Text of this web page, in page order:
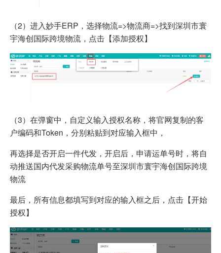
（2）进入妙手ERP，选择物流=>物流商=>找到深圳市寰
宇海创国际跨境物流，点击【添加授权】
（3） 在弹窗中，自定义输入授权名称，将官网复制的客
户编码和Token，分别粘贴到对应输入框中，
再选择是否开启一件代发，开启后，申请运单号时，将自
动推送国内代发采购物流单号至深圳市寰宇海创国际跨境
物流
最后，所有信息都填写到对应的输入框之后，点击【开始
授权】